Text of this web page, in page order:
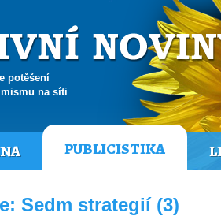
potěšení
na síti
PUBLICISTIKA
Sedm strategií (3)